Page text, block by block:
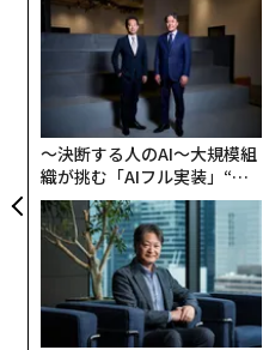
〜決断する人のAI〜大規模組
織が挑む「AIフル実装」“使
う”企業から“動く”企業へ【N
TTドコモビジネス×PwC】